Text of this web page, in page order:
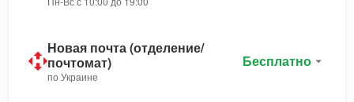
Новая почта (отделение/
почтомат)
по Украине
Бесплатно